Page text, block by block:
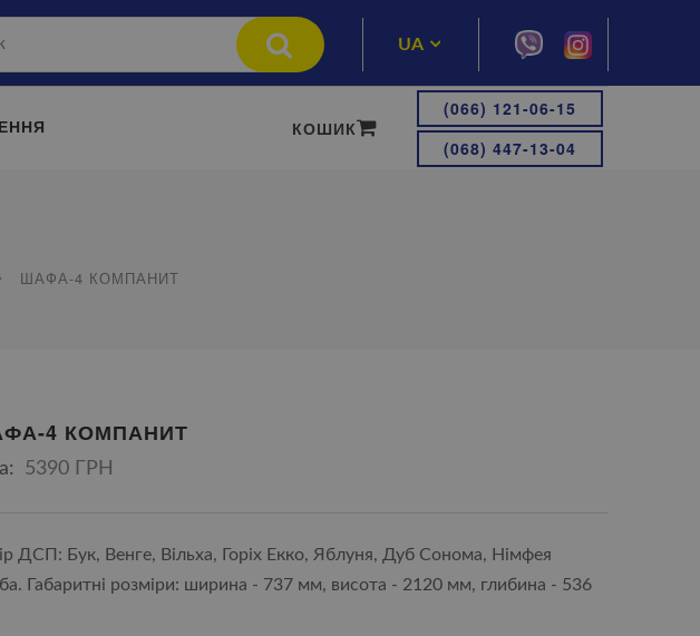
UA
(066) 121-06-15
(068) 447-13-04
КОШИК
ШАФА-4 КОМПАНИТ
4 КОМПАНИТ
5390 ГРН
ДСП: Бук, Венге, Вільха, Горіх Екко, Яблуня, Дуб Сонома, Німфея
Габаритні розміри: ширина - 737 мм, висота - 2120 мм, глибина - 536